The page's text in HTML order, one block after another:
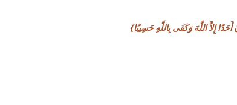
إِلاَّ اللَّهَ وَكَفَى بِاللَّهِ حَسِيبًا}